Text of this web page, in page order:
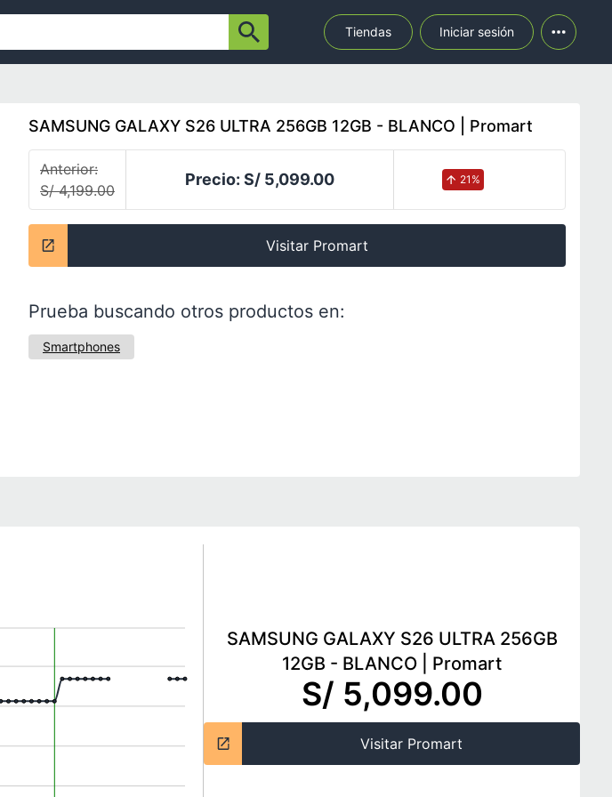
Tiendas Iniciar sesión
SAMSUNG GALAXY S26 ULTRA 256GB 12GB - BLANCO | Promart
Anterior:
S/ 4,199.00
Precio: S/ 5,099.00 21 %
Visitar Promart
Prueba buscando otros productos en:
Smartphones
SAMSUNG GALAXY S26 ULTRA 256GB
12GB - BLANCO
Promart
S/ 5,099.00
Visitar Promart